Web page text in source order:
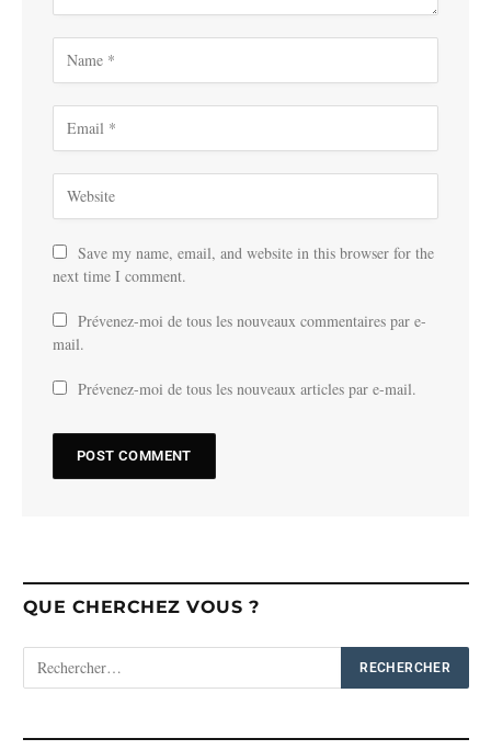
Save my name, email, and website in this browser for the
next time I comment.
Prévenez-moi de tous les nouveaux commentaires par e-
mail.
Prévenez-moi de tous les nouveaux articles par e-mail.
QUE CHERCHEZ VOUS ?